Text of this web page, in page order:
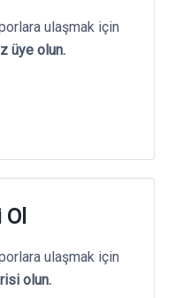
ulaşmak için
üye olun.
ulaşmak için
olun.